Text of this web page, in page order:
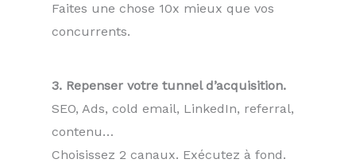
Faites une chose 10x mieux que vos
concurrents.
3. Repenser votre tunnel d’acquisition.
SEO, Ads, cold email, LinkedIn, referral,
contenu…
Choisissez 2 canaux. Exécutez à fond.